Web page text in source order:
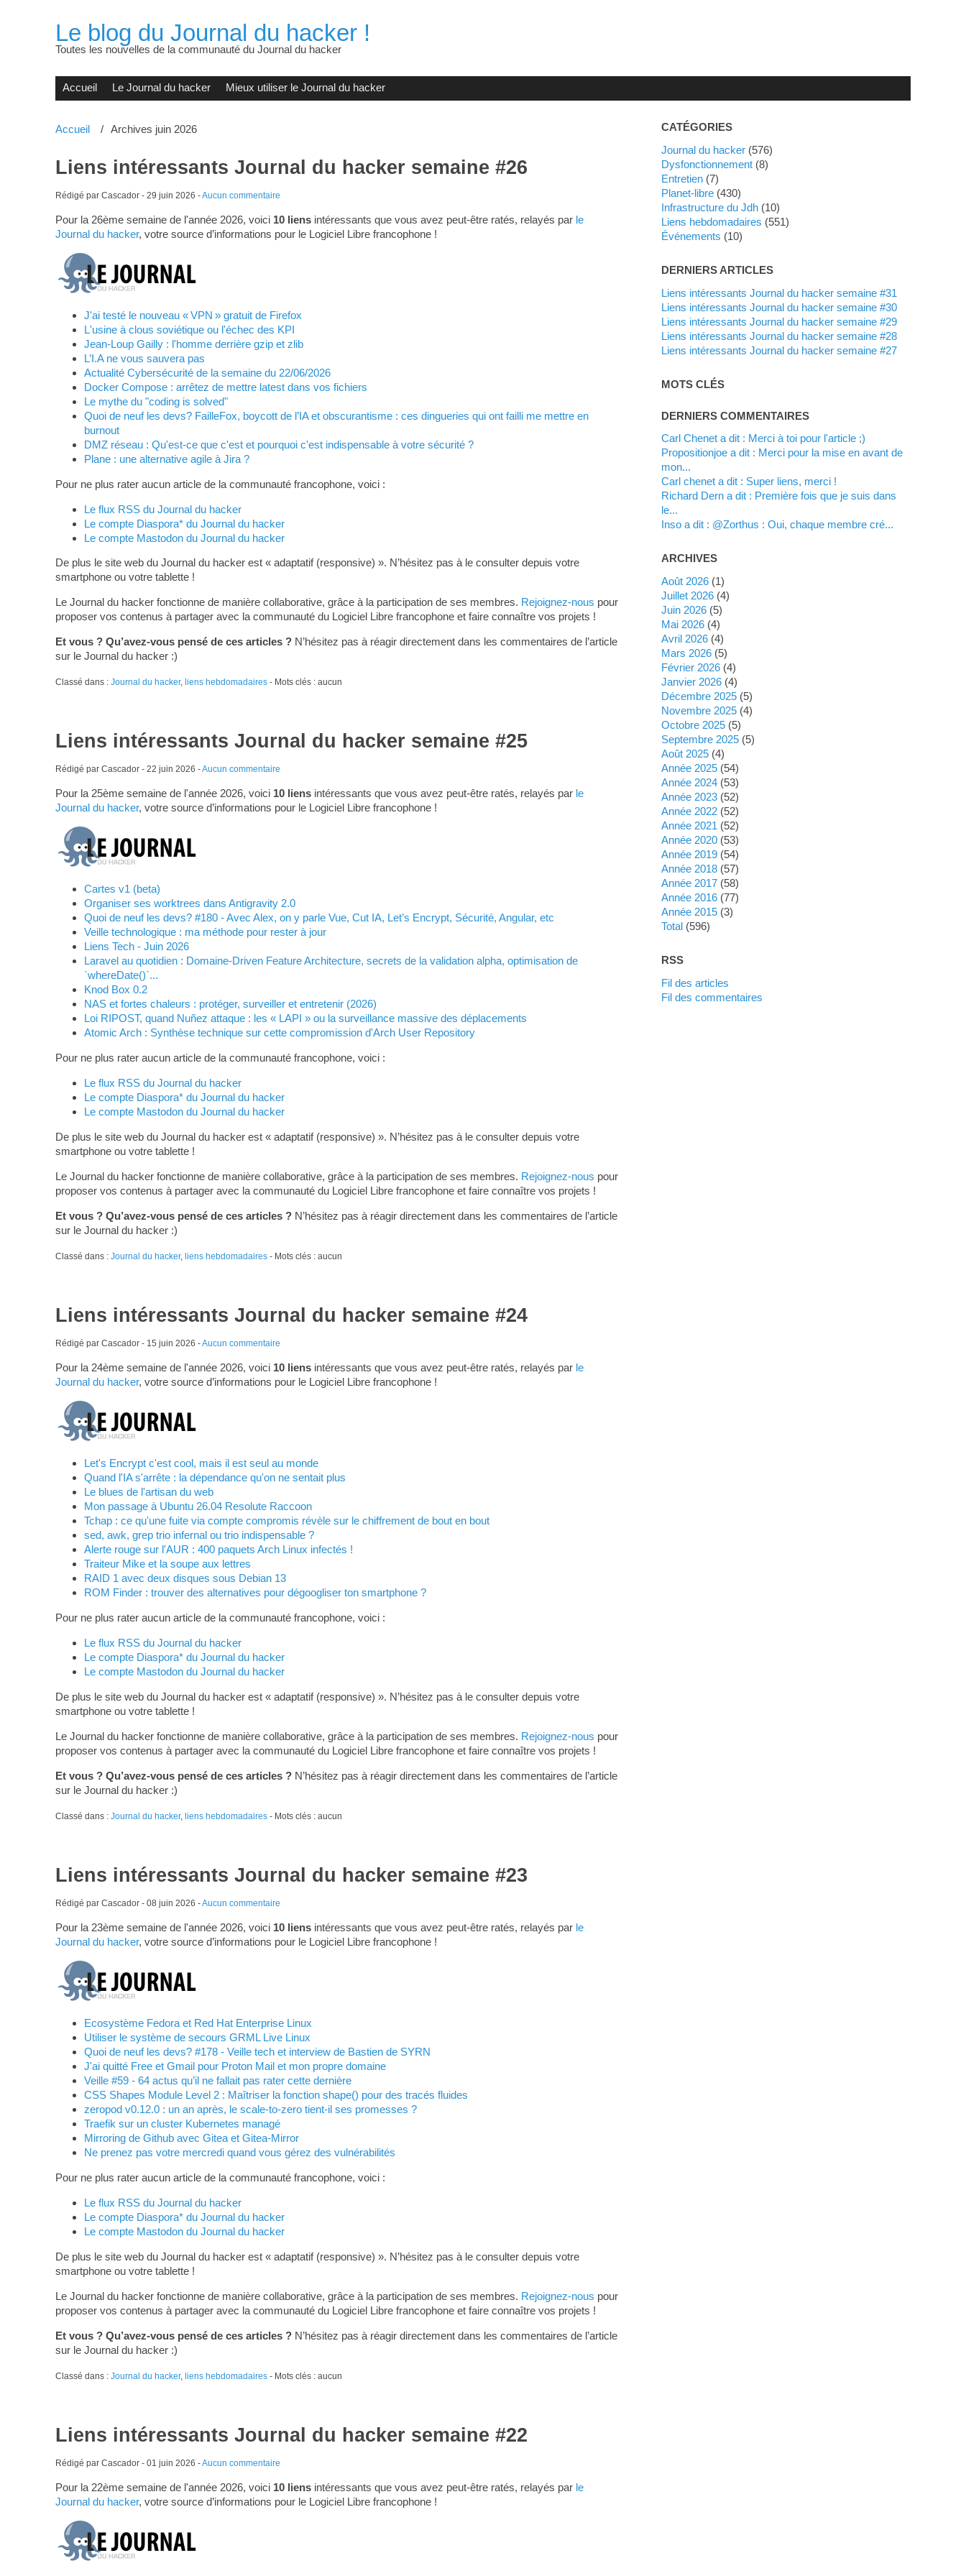
Le blog du Journal du hacker !
Toutes les nouvelles de la communauté du Journal du hacker
Accueil Le Journal du hacker Mieux utiliser le Journal du hacker
Accueil Archives juin 2026
Liens intéressants Journal du hacker semaine #26
Rédigé par Cascador - 29 juin 2026 -Aucun commentaire
Pour la 26ème semaine de l'année 2026, voici 10 liensintéressants que vous avez peut-être ratés, relayés par le
Journal du hacker, votre source d’informations pour le Logiciel Libre francophone !
J'ai testé le nouveau « VPN » gratuit de Firefox
L'usine à clous soviétique ou l'échec des KPI
Jean-Loup Gailly : l'homme derrière gzip et zlib
L’I.A ne vous sauvera pas
Actualité Cybersécurité de la semaine du 22/06/2026
Docker Compose : arrêtez de mettre latest dans vos fichiers
Le mythe du "coding is solved"
Quoi de neuf les devs? FailleFox, boycott de l’IA et obscurantisme : ces dingueries qui ont failli me mettre en
burnout
DMZ réseau : Qu'est-ce que c'est et pourquoi c'est indispensable à votre sécurité ?
Plane : une alternative agile à Jira ?
Pour ne plus rater aucun article de la communauté francophone, voici :
Le flux RSS du Journal du hacker
Le compte Diaspora* du Journal du hacker
Le compte Mastodon du Journal du hacker
De plus le site web du Journal du hacker est « adaptatif (responsive) ». N’hésitez pas à le consulter depuis votre
smartphone ou votre tablette !
Le Journal du hacker fonctionne de manière collaborative, grâce à la participation de ses membres. Rejoignez-nous pour
proposer vos contenus à partager avec la communauté du Logiciel Libre francophone et faire connaître vos projets !
Et vous ? Qu’avez-vous pensé de ces articles ?N’hésitez pas à réagir directement dans les commentaires de l’article
sur le Journal du hacker :)
Classé dans : Journal du hacker, liens hebdomadaires- Mots clés : aucun
Liens intéressants Journal du hacker semaine #25
Rédigé par Cascador - 22 juin 2026 -Aucun commentaire
Pour la 25ème semaine de l'année 2026, voici 10 liensintéressants que vous avez peut-être ratés, relayés par le
Journal du hacker, votre source d’informations pour le Logiciel Libre francophone !
Cartes v1 (beta)
Organiser ses worktrees dans Antigravity 2.0
Quoi de neuf les devs? #180 - Avec Alex, on y parle Vue, Cut IA, Let’s Encrypt, Sécurité, Angular, etc
Veille technologique : ma méthode pour rester à jour
Liens Tech - Juin 2026
Laravel au quotidien : Domaine-Driven Feature Architecture, secrets de la validation alpha, optimisation de
`whereDate()`...
Knod Box 0.2
NAS et fortes chaleurs : protéger, surveiller et entretenir (2026)
Loi RIPOST, quand Nuñez attaque : les « LAPI » ou la surveillance massive des déplacements
Atomic Arch : Synthèse technique sur cette compromission d'Arch User Repository
Pour ne plus rater aucun article de la communauté francophone, voici :
Le flux RSS du Journal du hacker
Le compte Diaspora* du Journal du hacker
Le compte Mastodon du Journal du hacker
De plus le site web du Journal du hacker est « adaptatif (responsive) ». N’hésitez pas à le consulter depuis votre
smartphone ou votre tablette !
Le Journal du hacker fonctionne de manière collaborative, grâce à la participation de ses membres. Rejoignez-nous pour
proposer vos contenus à partager avec la communauté du Logiciel Libre francophone et faire connaître vos projets !
Et vous ? Qu’avez-vous pensé de ces articles ?N’hésitez pas à réagir directement dans les commentaires de l’article
sur le Journal du hacker :)
Classé dans : Journal du hacker, liens hebdomadaires- Mots clés : aucun
Liens intéressants Journal du hacker semaine #24
Rédigé par Cascador - 15 juin 2026 -Aucun commentaire
Pour la 24ème semaine de l'année 2026, voici 10 liensintéressants que vous avez peut-être ratés, relayés par le
Journal du hacker, votre source d’informations pour le Logiciel Libre francophone !
Let's Encrypt c'est cool, mais il est seul au monde
Quand l'IA s'arrête : la dépendance qu'on ne sentait plus
Le blues de l'artisan du web
Mon passage à Ubuntu 26.04 Resolute Raccoon
Tchap : ce qu'une fuite via compte compromis révèle sur le chiffrement de bout en bout
sed, awk, grep trio infernal ou trio indispensable ?
Alerte rouge sur l'AUR : 400 paquets Arch Linux infectés !
Traiteur Mike et la soupe aux lettres
RAID 1 avec deux disques sous Debian 13
ROM Finder : trouver des alternatives pour dégoogliser ton smartphone ?
Pour ne plus rater aucun article de la communauté francophone, voici :
Le flux RSS du Journal du hacker
Le compte Diaspora* du Journal du hacker
Le compte Mastodon du Journal du hacker
De plus le site web du Journal du hacker est « adaptatif (responsive) ». N’hésitez pas à le consulter depuis votre
smartphone ou votre tablette !
Le Journal du hacker fonctionne de manière collaborative, grâce à la participation de ses membres. Rejoignez-nous pour
proposer vos contenus à partager avec la communauté du Logiciel Libre francophone et faire connaître vos projets !
Et vous ? Qu’avez-vous pensé de ces articles ?N’hésitez pas à réagir directement dans les commentaires de l’article
sur le Journal du hacker :)
Classé dans : Journal du hacker, liens hebdomadaires- Mots clés : aucun
Liens intéressants Journal du hacker semaine #23
Rédigé par Cascador - 08 juin 2026 -Aucun commentaire
Pour la 23ème semaine de l'année 2026, voici 10 liensintéressants que vous avez peut-être ratés, relayés par le
Journal du hacker, votre source d’informations pour le Logiciel Libre francophone !
Ecosystème Fedora et Red Hat Enterprise Linux
Utiliser le système de secours GRML Live Linux
Quoi de neuf les devs? #178 - Veille tech et interview de Bastien de SYRN
J'ai quitté Free et Gmail pour Proton Mail et mon propre domaine
Veille #59 - 64 actus qu’il ne fallait pas rater cette dernière
CSS Shapes Module Level 2 : Maîtriser la fonction shape() pour des tracés fluides
zeropod v0.12.0 : un an après, le scale-to-zero tient-il ses promesses ?
Traefik sur un cluster Kubernetes managé
Mirroring de Github avec Gitea et Gitea-Mirror
Ne prenez pas votre mercredi quand vous gérez des vulnérabilités
Pour ne plus rater aucun article de la communauté francophone, voici :
Le flux RSS du Journal du hacker
Le compte Diaspora* du Journal du hacker
Le compte Mastodon du Journal du hacker
De plus le site web du Journal du hacker est « adaptatif (responsive) ». N’hésitez pas à le consulter depuis votre
smartphone ou votre tablette !
Le Journal du hacker fonctionne de manière collaborative, grâce à la participation de ses membres. Rejoignez-nous pour
proposer vos contenus à partager avec la communauté du Logiciel Libre francophone et faire connaître vos projets !
Et vous ? Qu’avez-vous pensé de ces articles ?N’hésitez pas à réagir directement dans les commentaires de l’article
sur le Journal du hacker :)
Classé dans : Journal du hacker, liens hebdomadaires- Mots clés : aucun
Liens intéressants Journal du hacker semaine #22
Rédigé par Cascador - 01 juin 2026 -Aucun commentaire
Pour la 22ème semaine de l'année 2026, voici 10 liensintéressants que vous avez peut-être ratés, relayés par le
Journal du hacker, votre source d’informations pour le Logiciel Libre francophone !
CATÉGORIES
Journal du hacker (576)
dysfonctionnement (8)
Entretien (7)
planet-libre (430)
Infrastructure du Jdh (10)
liens hebdomadaires (551)
événements (10)
DERNIERS ARTICLES
Liens intéressants Journal du hacker semaine #31
Liens intéressants Journal du hacker semaine #30
Liens intéressants Journal du hacker semaine #29
Liens intéressants Journal du hacker semaine #28
Liens intéressants Journal du hacker semaine #27
MOTS CLÉS
DERNIERS COMMENTAIRES
Carl Chenet a dit : Merci à toi pour l'article ;)
propositionjoe a dit : Merci pour la mise en avant de
mon...
Carl chenet a dit : Super liens, merci !
Richard Dern a dit : Première fois que je suis dans
le...
inso a dit : @Zorthus : Oui, chaque membre cré...
ARCHIVES
août 2026 (1)
juillet 2026 (4)
juin 2026 (5)
mai 2026 (4)
avril 2026 (4)
mars 2026 (5)
février 2026 (4)
janvier 2026 (4)
décembre 2025 (5)
novembre 2025 (4)
octobre 2025 (5)
septembre 2025 (5)
août 2025 (4)
année 2025 (54)
année 2024 (53)
année 2023 (52)
année 2022 (52)
année 2021 (52)
année 2020 (53)
année 2019 (54)
année 2018 (57)
année 2017 (58)
année 2016 (77)
année 2015 (3)
total (596)
RSS
Fil des articles
Fil des commentaires